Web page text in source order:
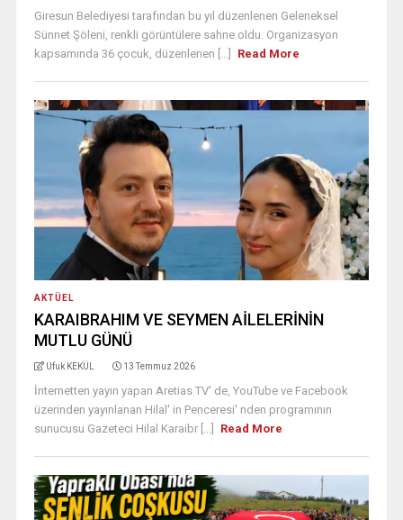
Giresun Belediyesi tarafından bu yıl düzenlenen Geleneksel
Sünnet Şöleni, renkli görüntülere sahne oldu. Organizasyon
kapsamında 36 çocuk, düzenlenen [...]
Read More
AKTÜEL
KARAIBRAHIM VE SEYMEN AİLELERİNİN
MUTLU GÜNÜ
Ufuk KEKÜL 13 Temmuz 2026
İnternetten yayın yapan Aretias TV' de, YouTube ve Facebook
üzerinden yayınlanan Hilal' in Penceresi' nden programının
sunucusu Gazeteci Hilal Karaibr [...]
Read More